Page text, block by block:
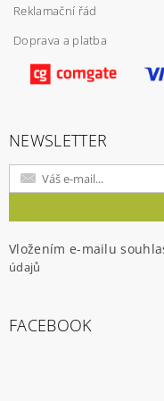
Vložením hodnocení
ochrany osobních
Reklamační řád
Doprava a platba
NEWSLETTER
Vložením e-mailu
údajů
FACEBOOK